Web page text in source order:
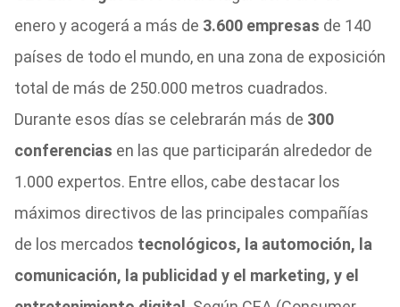
enero y acogerá a más de 3.600 empresas de 140
países de todo el mundo, en una zona de exposición
total de más de 250.000 metros cuadrados.
Durante esos días se celebrarán más de 300
conferencias en las que participarán alrededor de
1.000 expertos. Entre ellos, cabe destacar los
máximos directivos de las principales compañías
de los mercados tecnológicos, la automoción, la
comunicación, la publicidad y el marketing, y el